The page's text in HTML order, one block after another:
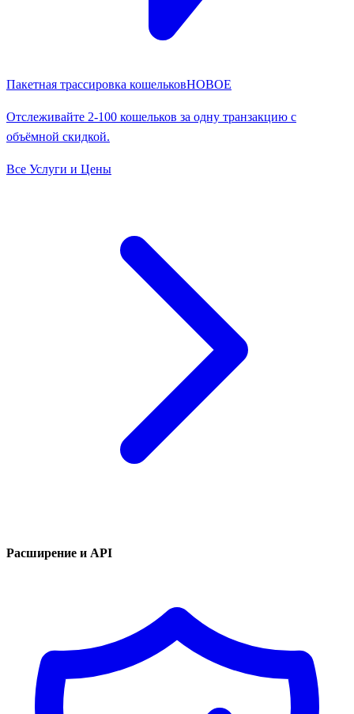
Пакетная трассировка кошельковНОВОЕ
Отслеживайте 2-100 кошельков за одну транзакцию с
объёмной скидкой.
Все Услуги и Цены
Расширение и API